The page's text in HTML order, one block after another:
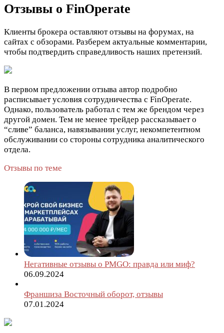
Отзывы о FinOperate
Клиенты брокера оставляют отзывы на форумах, на
сайтах с обзорами. Разберем актуальные комментарии,
чтобы подтвердить справедливость наших претензий.
В первом предложении отзыва автор подробно
расписывает условия сотрудничества с FinOperate.
Однако, пользователь работал с тем же брендом через
другой домен. Тем не менее трейдер рассказывает о
“сливе” баланса, навязывании услуг, некомпетентном
обслуживании со стороны сотрудника аналитического
отдела.
Отзывы по теме
Негативные отзывы о PMGO: правда или миф?
06.09.2024
Франшиза Восточный оборот, отзывы
07.01.2024